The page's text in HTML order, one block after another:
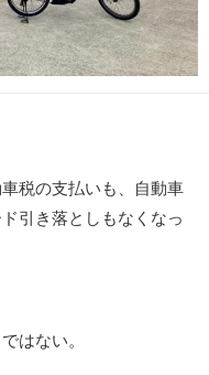
税の支払いも、自動車
引き落としもなくなっ
はない。